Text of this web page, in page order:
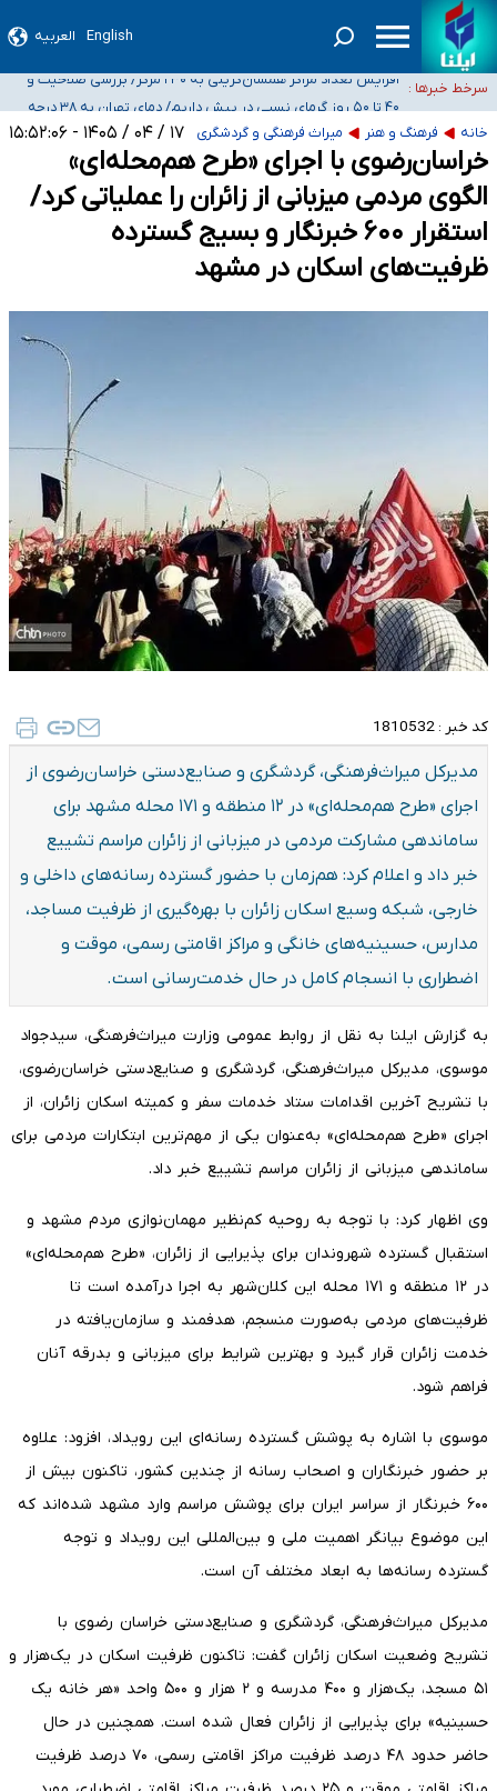
English العربیه
سرخط خبرها :
ضرورت آموزش حریم خصوصی در فضای آنلاین در مدارس/ هزینه‌های سنگین
اجتماعی انتشار تصاویر خصوصی برای قربانیان/ سوءاستفاده مجرمان از ترس
رسوایی
می‌رسد
موضع وزارت بهداشت درباره ظرفیت پزشکی کنکور ۱۴۰۵: خواستار اصلاح ظرفیت‌ها
هستیم، اما هنوز پاسخ مشخصی نگرفته‌ایم
تعویق آزمون ورودی دکترای تخصصی فرماندهی صحنه عملیات و دکترای تخصصی
جغرافیای نظامی دافوس آجا
خانه فرهنگ و هنر میراث فرهنگی و گردشگری ۱۷ / ۰۴ / ۱۴۰۵ - ۱۵:۵۲:۰۶
خراسان‌رضوی با اجرای «طرح هم‌محله‌ای»
الگوی مردمی میزبانی از زائران را عملیاتی کرد/
استقرار ۶۰۰ خبرنگار و بسیج گسترده
ظرفیت‌های اسکان در مشهد
کد خبر : 1810532
مدیرکل میراث‌فرهنگی، گردشگری و صنایع‌دستی خراسان‌رضوی از
اجرای «طرح هم‌محله‌ای» در ۱۲ منطقه و ۱۷۱ محله مشهد برای
ساماندهی مشارکت مردمی در میزبانی از زائران مراسم تشییع
خبر داد و اعلام کرد: هم‌زمان با حضور گسترده رسانه‌های داخلی و
خارجی، شبکه وسیع اسکان زائران با بهره‌گیری از ظرفیت مساجد،
مدارس، حسینیه‌های خانگی و مراکز اقامتی رسمی، موقت و
اضطراری با انسجام کامل در حال خدمت‌رسانی است.
به گزارش ایلنا به نقل از روابط عمومی وزارت میراث‌فرهنگی، سیدجواد
موسوی، مدیرکل میراث‌فرهنگی، گردشگری و صنایع‌دستی خراسان‌رضوی،
با تشریح آخرین اقدامات ستاد خدمات سفر و کمیته اسکان زائران، از
اجرای «طرح هم‌محله‌ای» به‌عنوان یکی از مهم‌ترین ابتکارات مردمی برای
ساماندهی میزبانی از زائران مراسم تشییع خبر داد.
وی اظهار کرد: با توجه به روحیه کم‌نظیر مهمان‌نوازی مردم مشهد و
استقبال گسترده شهروندان برای پذیرایی از زائران، «طرح هم‌محله‌ای»
در ۱۲ منطقه و ۱۷۱ محله این کلان‌شهر به اجرا درآمده است تا
ظرفیت‌های مردمی به‌صورت منسجم، هدفمند و سازمان‌یافته در
خدمت زائران قرار گیرد و بهترین شرایط برای میزبانی و بدرقه آنان
فراهم شود.
موسوی با اشاره به پوشش گسترده رسانه‌ای این رویداد، افزود: علاوه
بر حضور خبرنگاران و اصحاب رسانه از چندین کشور، تاکنون بیش از
۶۰۰ خبرنگار از سراسر ایران برای پوشش مراسم وارد مشهد شده‌اند که
این موضوع بیانگر اهمیت ملی و بین‌المللی این رویداد و توجه
گسترده رسانه‌ها به ابعاد مختلف آن است.
مدیرکل میراث‌فرهنگی، گردشگری و صنایع‌دستی خراسان رضوی با
تشریح وضعیت اسکان زائران گفت: تاکنون ظرفیت اسکان در یک‌هزار و
۵۱ مسجد، یک‌هزار و ۴۰۰ مدرسه و ۲ هزار و ۵۰۰ واحد «هر خانه یک
حسینیه» برای پذیرایی از زائران فعال شده است. همچنین در حال
حاضر حدود ۴۸ درصد ظرفیت مراکز اقامتی رسمی، ۷۰ درصد ظرفیت